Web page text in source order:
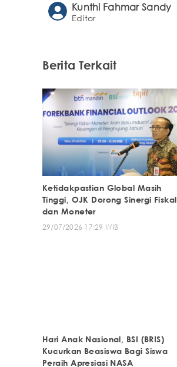
Kunthi Fahmar Sandy
Editor
Berita Terkait
Ketidakpastian Global Masih
Tinggi, OJK Dorong Sinergi Fiskal
dan Moneter
29/07/2026 17:29 WIB
Hari Anak Nasional, BSI (BRIS)
Kucurkan Beasiswa Bagi Siswa
Peraih Apresiasi NASA